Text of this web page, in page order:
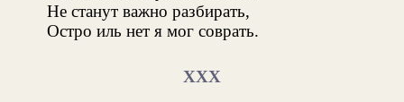
Не станут важно разбирать,
Остро иль нет я мог соврать.
XXX